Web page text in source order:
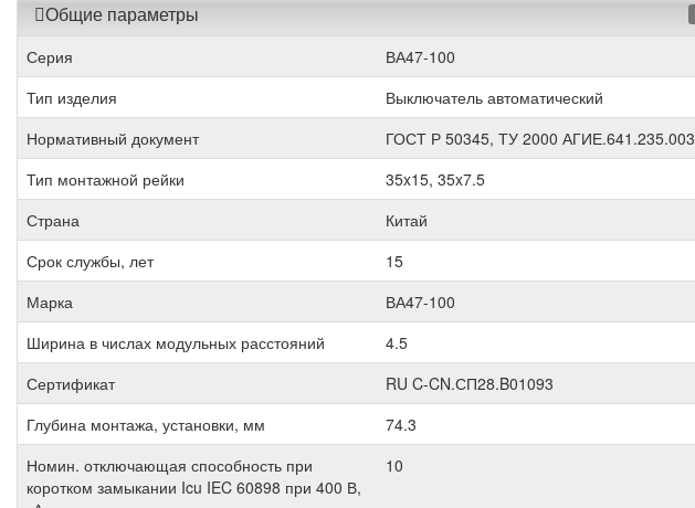
Общие параметры
Серия
ВА47-100
Тип изделия
Выключатель автоматический
Нормативный документ
ГОСТ Р 50345, ТУ 2000 АГИЕ.641.235.003
Тип монтажной рейки
35x15, 35x7.5
Страна
Китай
Срок службы, лет
15
Марка
ВА47-100
Ширина в числах модульных расстояний
4.5
Сертификат
RU C-CN.СП28.B01093
Глубина монтажа, установки, мм
74.3
Номин. отключающая способность при
коротком замыкании Icu IEC 60898 при 400 В,
10